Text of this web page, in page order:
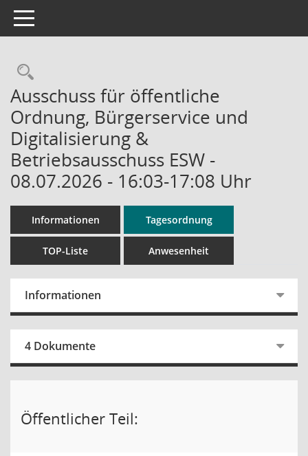
Toggle navigation
Rechercheauswahl
Ausschuss für öffentliche
Ordnung, Bürgerservice und
Digitalisierung &
Betriebsausschuss ESW -
08.07.2026 - 16:03-17:08 Uhr
Informationen Tagesordnung
TOP-Liste Anwesenheit
Informationen
4 Dokumente
Öffentlicher Teil: